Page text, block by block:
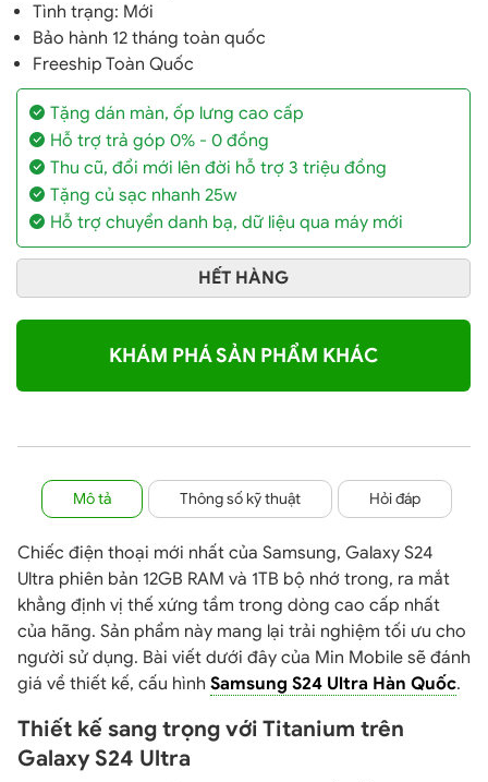
Tình trạng: Mới
Bảo hành 12 tháng toàn quốc
Freeship Toàn Quốc
Tặng dán màn, ốp lưng cao cấp
Hỗ trợ trả góp 0% - 0 đồng
Thu cũ, đổi mới lên đời hỗ trợ 3 triệu đồng
Tặng củ sạc nhanh 25w
Hỗ trợ chuyển danh bạ, dữ liệu qua máy mới
HẾT HÀNG
KHÁM PHÁ SẢN PHẨM KHÁC
Mô tả Thông số kỹ thuật Hỏi đáp
Chiếc điện thoại mới nhất của Samsung, Galaxy S24
Ultra phiên bản 12GB RAM và 1TB bộ nhớ trong, ra mắt
khẳng định vị thế xứng tầm trong dòng cao cấp nhất
của hãng. Sản phẩm này mang lại trải nghiệm tối ưu cho
người sử dụng. Bài viết dưới đây của Min Mobile sẽ đánh
giá về thiết kế, cấu hình Samsung S24 Ultra Hàn Quốc.
Thiết kế sang trọng với Titanium trên
Galaxy S24 Ultra